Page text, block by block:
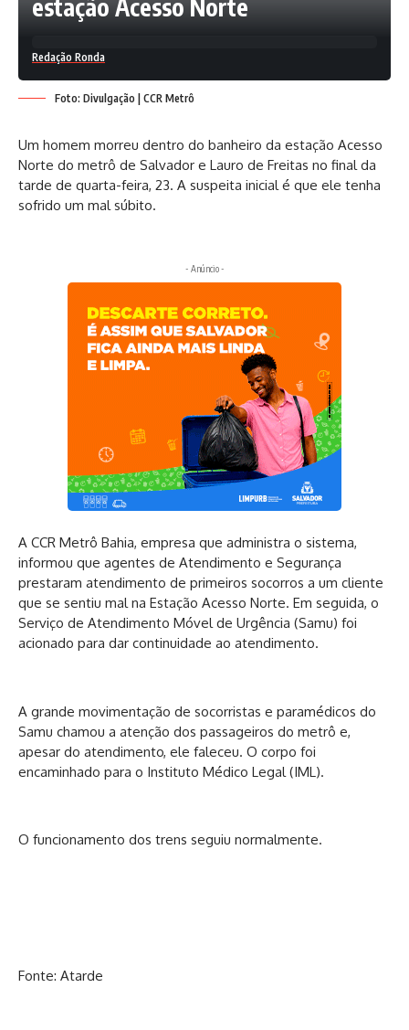
estação Acesso Norte
Redação Ronda
Foto: Divulgação | CCR Metrô
Um homem morreu dentro do banheiro da estação Acesso
Norte do metrô de Salvador e Lauro de Freitas no final da
tarde de quarta-feira, 23. A suspeita inicial é que ele tenha
sofrido um mal súbito.
- Anúncio -
A CCR Metrô Bahia, empresa que administra o sistema,
informou que agentes de Atendimento e Segurança
prestaram atendimento de primeiros socorros a um cliente
que se sentiu mal na Estação Acesso Norte. Em seguida, o
Serviço de Atendimento Móvel de Urgência (Samu) foi
acionado para dar continuidade ao atendimento.
A grande movimentação de socorristas e paramédicos do
Samu chamou a atenção dos passageiros do metrô e,
apesar do atendimento, ele faleceu. O corpo foi
encaminhado para o Instituto Médico Legal (IML).
O funcionamento dos trens seguiu normalmente.
Fonte: Atarde